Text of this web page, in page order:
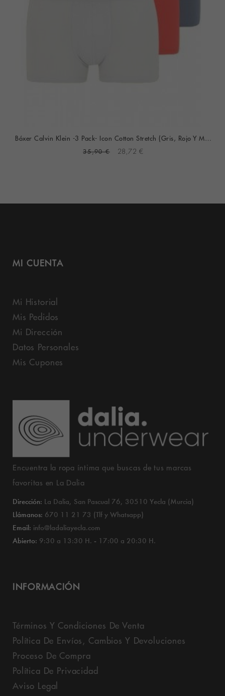
Bóxer Calvin Klein -3 Pack- Icon Cotton Stretch (Gris, Rojo Y Marino)
35,90 € 28,72 €
MI CUENTA
Mi Historial
Mis Pedidos
Mi Dirección
Datos Personales
Mis Cupones
Encuentra la ropa íntima que buscas de tus marcas
favoritas en La Dalia
Dirección: La Dalia, San Pascual 76, 30510 Yecla (Murcia)
Llámanos: 670 11 21 73 (Tlf y Whatsapp)
Email: info@ladaliayecla.com
Abierto: 9:30 a 13:30 H. - 17:00 a 20:30 H.
INFORMACIÓN
Términos Y Condiciones De Venta
Política De Envíos, Cambios Y Devoluciones
Proceso De Compra
Política De Privacidad
Aviso Legal